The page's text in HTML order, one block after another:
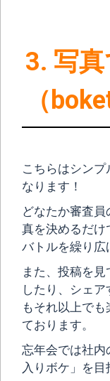
3. 写
（
こちらはシンプ
なります！
どなたか審査
真を決めるだけ
バトルを繰り広
また、投稿を
したり、シェ
もそれ以上で
ております。
忘年会では社内
入りボケ」を